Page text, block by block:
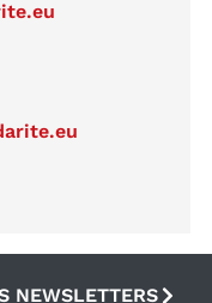
NEWSLETTERS